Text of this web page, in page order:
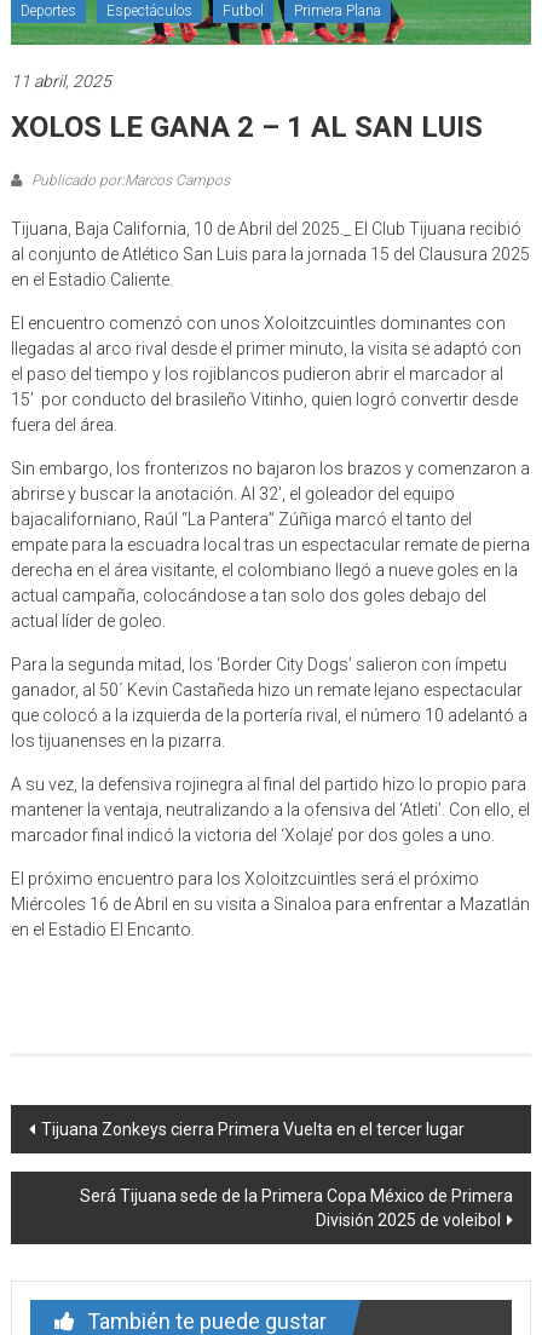
Deportes Espectáculos Futbol Primera Plana
11 abril, 2025
XOLOS LE GANA 2 – 1 AL SAN LUIS
Publicado por:Marcos Campos
Tijuana, Baja California, 10 de Abril del 2025._ El Club Tijuana recibió
al conjunto de Atlético San Luis para la jornada 15 del Clausura 2025
en el Estadio Caliente.
El encuentro comenzó con unos Xoloitzcuintles dominantes con
llegadas al arco rival desde el primer minuto, la visita se adaptó con
el paso del tiempo y los rojiblancos pudieron abrir el marcador al
15’ por conducto del brasileño Vitinho, quien logró convertir desde
fuera del área.
Sin embargo, los fronterizos no bajaron los brazos y comenzaron a
abrirse y buscar la anotación. Al 32’, el goleador del equipo
bajacaliforniano, Raúl “La Pantera” Zúñiga marcó el tanto del
empate para la escuadra local tras un espectacular remate de pierna
derecha en el área visitante, el colombiano llegó a nueve goles en la
actual campaña, colocándose a tan solo dos goles debajo del
actual líder de goleo.
Para la segunda mitad, los ‘Border City Dogs’ salieron con ímpetu
ganador, al 50´ Kevin Castañeda hizo un remate lejano espectacular
que colocó a la izquierda de la portería rival, el número 10 adelantó a
los tijuanenses en la pizarra.
A su vez, la defensiva rojinegra al final del partido hizo lo propio para
mantener la ventaja, neutralizando a la ofensiva del ‘Atleti’. Con ello, el
marcador final indicó la victoria del ‘Xolaje’ por dos goles a uno.
El próximo encuentro para los Xoloitzcuintles será el próximo
Miércoles 16 de Abril en su visita a Sinaloa para enfrentar a Mazatlán
en el Estadio El Encanto.
Navegación
de
entrada
Tijuana Zonkeys cierra Primera Vuelta en el tercer lugar
Será Tijuana sede de la Primera Copa México de Primera
División 2025 de voleibol
También te puede gustar